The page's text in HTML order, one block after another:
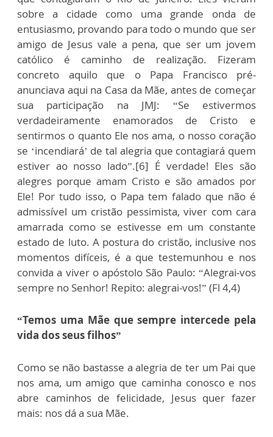
sobre a cidade como uma grande onda de
entusiasmo, provando para todo o mundo que ser
amigo de Jesus vale a pena, que ser um jovem
católico é caminho de realização. Fizeram
concreto aquilo que o Papa Francisco pré-
anunciava aqui na Casa da Mãe, antes de começar
sua participação na JMJ: “Se estivermos
verdadeiramente enamorados de Cristo e
sentirmos o quanto Ele nos ama, o nosso coração
se ‘incendiará’ de tal alegria que contagiará quem
estiver ao nosso lado”.[6] É verdade! Eles são
alegres porque amam Cristo e são amados por
Ele! Por tudo isso, o Papa tem falado que não é
admissível um cristão pessimista, viver com cara
amarrada como se estivesse em um constante
estado de luto. A postura do cristão, inclusive nos
momentos difíceis, é a que testemunhou e nos
convida a viver o apóstolo São Paulo: “Alegrai-vos
sempre no Senhor! Repito: alegrai-vos!” (Fl 4,4)
“Temos uma Mãe que sempre intercede pela
vida dos seus filhos”
Como se não bastasse a alegria de ter um Pai que
nos ama, um amigo que caminha conosco e nos
abre caminhos de felicidade, Jesus quer fazer
mais: nos dá a sua Mãe.